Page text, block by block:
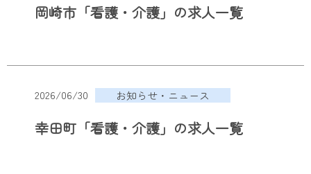
岡崎市「看護・介護」の求人一覧
2026/06/30 お知らせ・ニュース
幸田町「看護・介護」の求人一覧